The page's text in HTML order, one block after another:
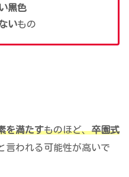
黒色
いもの
を満たすものほど、卒園式
言われる可能性が高いで